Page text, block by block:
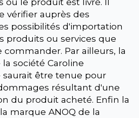
vérifier auprès des
possibilités d'importation
produits ou services que
commander. Par ailleurs, la
société Caroline
saurait être tenue pour
résultant d'une
du produit acheté. Enfin la
marque ANOQ de la